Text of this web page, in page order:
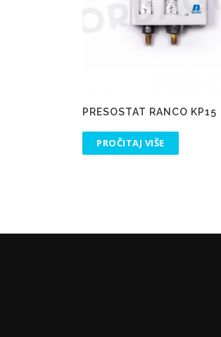
PRESOSTAT RANCO KP15
PROČITAJ VIŠE